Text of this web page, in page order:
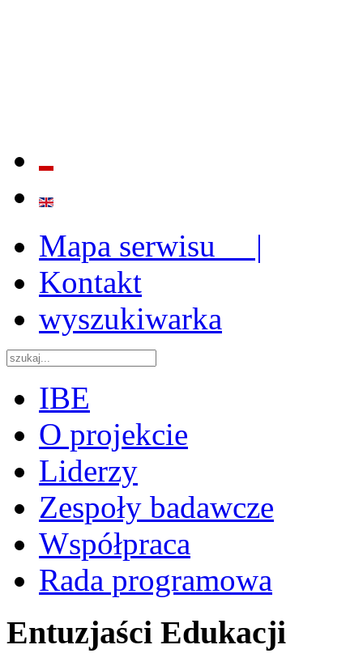
Mapa serwisu |
Kontakt
wyszukiwarka
IBE
O projekcie
Liderzy
Zespoły badawcze
Współpraca
Rada programowa
Entuzjaści Edukacji